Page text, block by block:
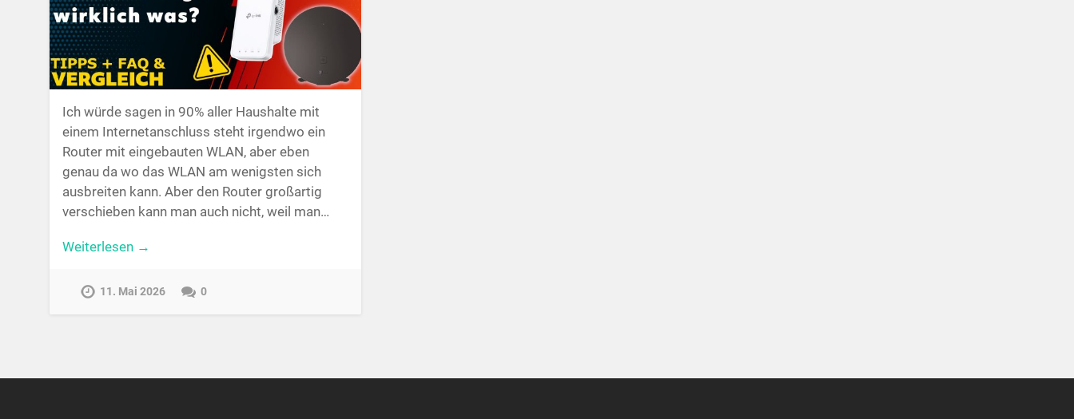
Ich würde sagen in 90% aller Haushalte mit
einem Internetanschluss steht irgendwo ein
Router mit eingebauten WLAN, aber eben
genau da wo das WLAN am wenigsten sich
ausbreiten kann. Aber den Router großartig
verschieben kann man auch nicht, weil man…
Weiterlesen →
11. Mai 2026 0